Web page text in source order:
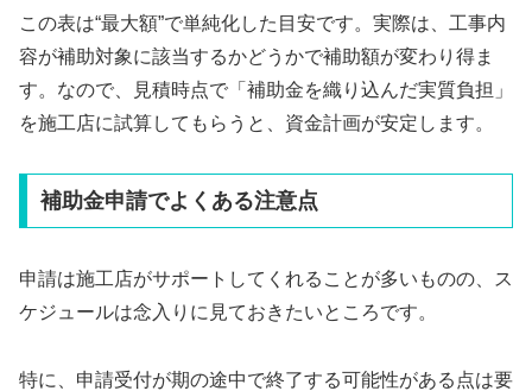
この表は“最大額”で単純化した目安です。実際は、工事内
容が補助対象に該当するかどうかで補助額が変わり得ま
す。なので、見積時点で「補助金を織り込んだ実質負担」
を施工店に試算してもらうと、資金計画が安定します。
補助金申請でよくある注意点
申請は施工店がサポートしてくれることが多いものの、ス
ケジュールは念入りに見ておきたいところです。
特に、申請受付が期の途中で終了する可能性がある点は要